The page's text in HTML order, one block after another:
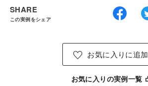
SHARE
この実例をシェア
お気に入りに追加
お気に入りの実例一覧